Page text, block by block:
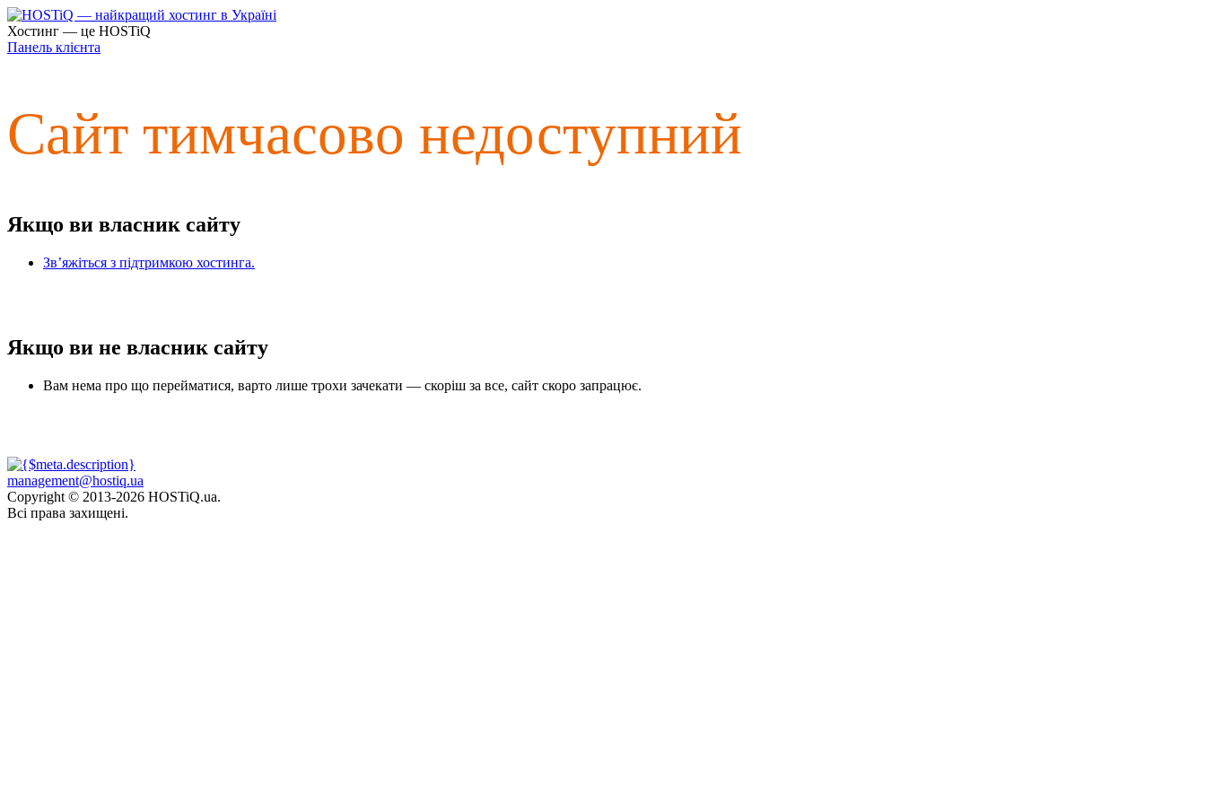
Хостинг — це HOSTiQ
Панель клієнта
Сайт тимчасово недоступний
Якщо ви власник сайту
Зв’яжіться з підтримкою хостинга.
Якщо ви не власник сайту
Вам нема про що перейматися, варто лише трохи зачекати — скоріш за все, сайт скоро запрацює.
management@hostiq.ua
Copyright © 2013-2026 HOSTiQ.ua.
Всі права захищені.